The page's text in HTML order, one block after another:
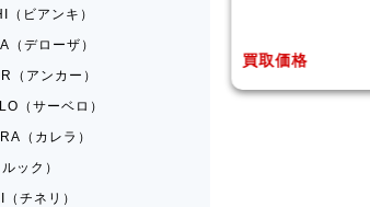
買取価格
（ビアンキ）
（デローザ）
（アンカー）
（サーベロ）
（カレラ）
ック）
チネリ）